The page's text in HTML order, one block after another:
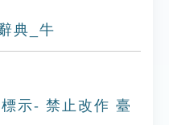
典_牛
示- 禁止改作 臺